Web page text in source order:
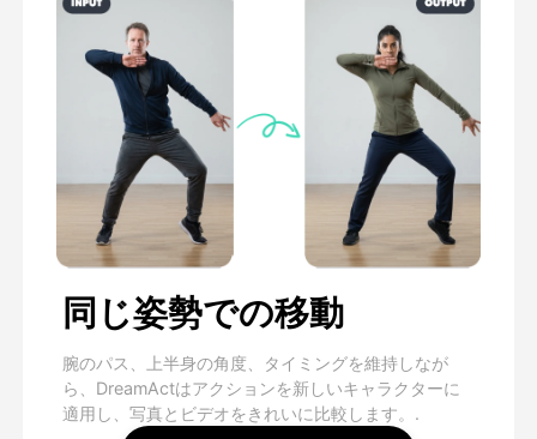
同じ姿勢での移動
腕のパス、上半身の角度、タイミングを維持しなが
ら、DreamActはアクションを新しいキャラクターに
適用し、写真とビデオをきれいに比較します。.